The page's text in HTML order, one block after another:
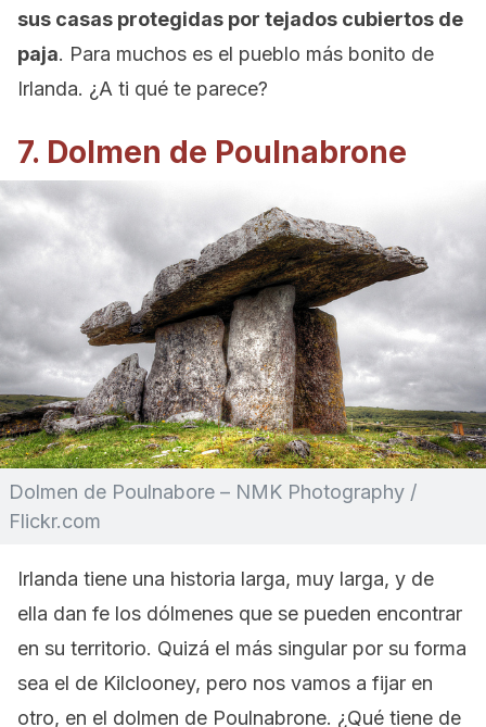
sus casas protegidas por tejados cubiertos de
paja. Para muchos es el pueblo más bonito de
Irlanda. ¿A ti qué te parece?
7. Dolmen de Poulnabrone
Dolmen de Poulnabore – NMK Photography /
Flickr.com
Irlanda tiene una historia larga, muy larga, y de
ella dan fe los dólmenes que se pueden encontrar
en su territorio. Quizá el más singular por su forma
sea el de Kilclooney, pero nos vamos a fijar en
otro, en el dolmen de Poulnabrone. ¿Qué tiene de